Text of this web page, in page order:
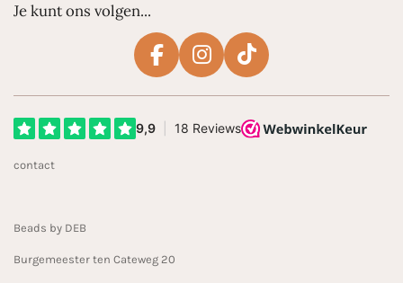
Je kunt ons volgen...
F
e
I
t
T
T
contact
Beads by DEB
Burgemeester ten Cateweg 20